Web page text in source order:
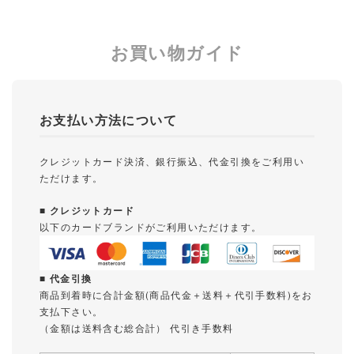
お買い物ガイド
お支払い方法について
クレジットカード決済、銀行振込、代金引換をご利用い
ただけます。
■ クレジットカード
以下のカードブランドがご利用いただけます。
■ 代金引換
商品到着時に合計金額(商品代金＋送料＋代引手数料)をお
支払下さい。
（金額は送料含む総合計） 代引き手数料